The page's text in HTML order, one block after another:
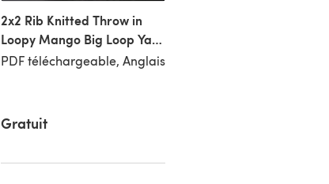
2x2 Rib Knitted Throw in
Loopy Mango Big Loop Yarn
Merino
PDF téléchargeable, Anglais
Gratuit